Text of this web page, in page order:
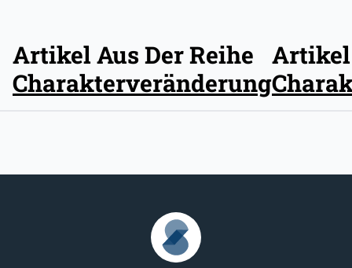
Artikel Aus Der Reihe
Charakterveränderung
Artikel